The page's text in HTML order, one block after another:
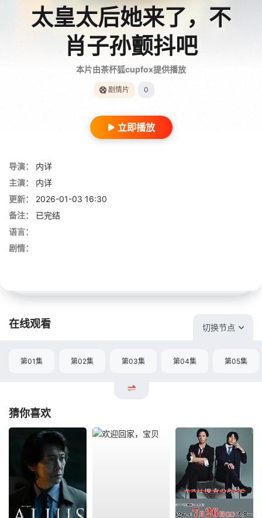
太皇太后她来了，不
肖子孙颤抖吧
本片由茶杯狐cupfox提供播放
剧情片 0
立即播放
导演：
内详
主演：
内详
更新：
2026-01-03 16:30
备注：
已完结
语言：
剧情：
在线观看 切换节点
第01集 第02集 第03集 第04集 第05集
猜你喜欢